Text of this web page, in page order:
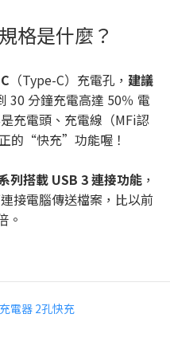
格是什麼？
（Type-C）充電孔， 建議
30 分鐘充電高達 50％ 電
充電頭、充電線（MFi認
的“快充”功能喔！
列搭載 USB 3 連接功能，
接電腦傳送檔案，比以前
。